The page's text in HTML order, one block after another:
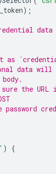
);
as
data will
the URL
password
)
{